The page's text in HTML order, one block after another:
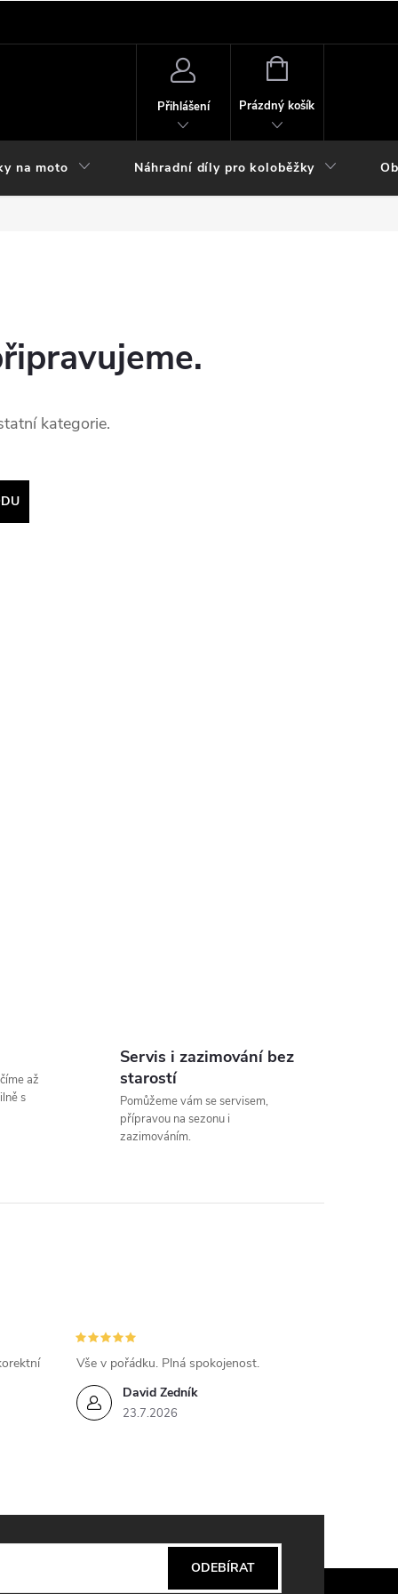
Přihlášení
NÁKUPNÍ
Prázdný košík
na moto Náhradní díly pro koloběžky
kategorie.
až
s
Servis i zazimování bez
starostí
Pomůžeme vám se servisem,
přípravou na sezonu i
zazimováním.
David Zedník
23.7.2026
Vše v pořádku. Plná spokojenost.
ODEBÍRAT